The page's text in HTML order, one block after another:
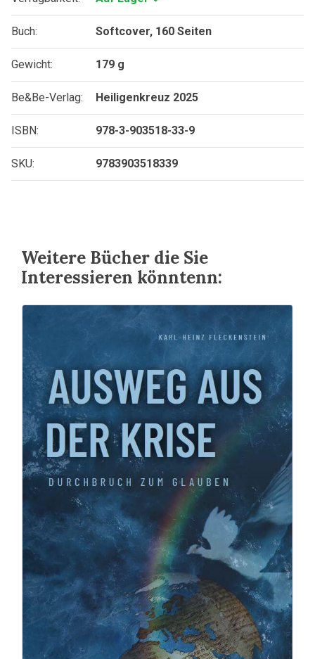
Buch: Softcover, 160 Seiten
Gewicht: 179 g
Be&Be-Verlag: Heiligenkreuz 2025
ISBN: 978-3-903518-33-9
SKU: 9783903518339
Weitere Bücher die Sie
Interessieren könntenn: